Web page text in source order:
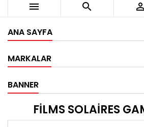
  
ANA SAYFA
MARKALAR
BANNER
FILMS SOLAIRES